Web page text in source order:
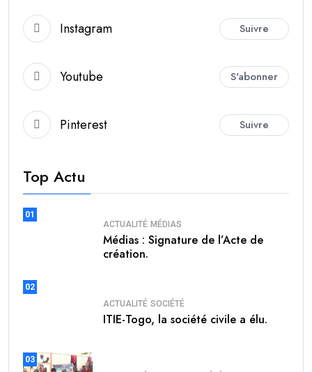
Instagram Suivre
Youtube S'abonner
Pinterest Suivre
Top Actu
01
ACTUALITÉ MÉDIAS
Médias : Signature de l’Acte de
création.
02
ACTUALITÉ SOCIÉTÉ
ITIE-Togo, la société civile a élu.
03